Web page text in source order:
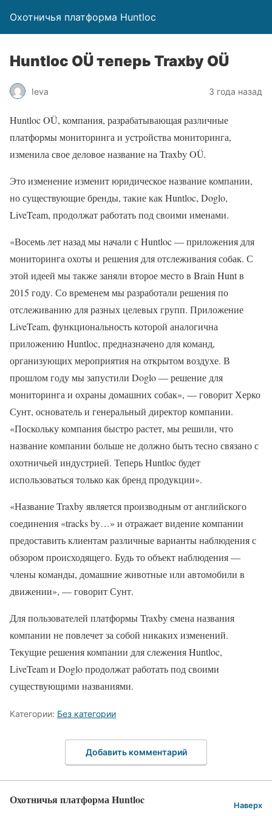
Охотничья платформа Huntloc
Huntloc OÜ теперь Traxby OÜ
Ieva 3 года назад
Huntloc OÜ, компания, разрабатывающая различные
платформы мониторинга и устройства мониторинга,
изменила свое деловое название на Traxby OÜ.
Это изменение изменит юридическое название компании,
но существующие бренды, такие как Huntloc, Doglo,
LiveTeam, продолжат работать под своими именами.
«Восемь лет назад мы начали с Huntloc — приложения для
мониторинга охоты и решения для отслеживания собак. С
этой идеей мы также заняли второе место в Brain Hunt в
2015 году. Со временем мы разработали решения по
отслеживанию для разных целевых групп. Приложение
LiveTeam, функциональность которой аналогична
приложению Huntloc, предназначено для команд,
организующих мероприятия на открытом воздухе. В
прошлом году мы запустили Doglo — решение для
мониторинга и охраны домашних собак», — говорит Херко
Сунт, основатель и генеральный директор компании.
«Поскольку компания быстро растет, мы решили, что
название компании больше не должно быть тесно связано с
охотничьей индустрией. Теперь Huntloc будет
использоваться только как бренд продукции».
«Название Traxby является производным от английского
соединения «tracks by…» и отражает видение компании
предоставить клиентам различные варианты наблюдения с
обзором происходящего. Будь то объект наблюдения —
члены команды, домашние животные или автомобили в
движении», — говорит Сунт.
Для пользователей платформы Traxby смена названия
компании не повлечет за собой никаких изменений.
Текущие решения компании для слежения Huntloc,
LiveTeam и Doglo продолжат работать под своими
существующими названиями.
Категории: Без категории
Добавить комментарий
Охотничья платформа Huntloc Наверх